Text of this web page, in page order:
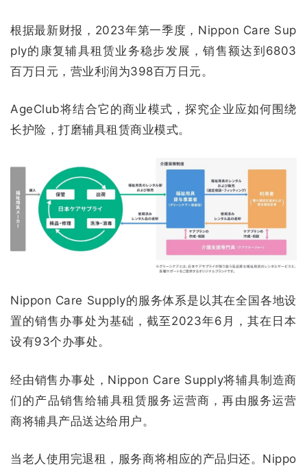
根据最新财报，2023年第一季度，Nippon Care Sup
ply的康复辅具租赁业务稳步发展，销售额达到6803
百万日元，营业利润为398百万日元。
AgeClub将结合它的商业模式，探究企业应如何围绕
长护险，打磨辅具租赁商业模式。
Nippon Care Supply的服务体系是以其在全国各地设
置的销售办事处为基础，截至2023年6月，其在日本
设有93个办事处。
经由销售办事处，Nippon Care Supply将辅具制造商
们的产品销售给辅具租赁服务运营商，再由服务运营
商将辅具产品送达给用户。
当老人使用完退租，服务商将相应的产品归还。Nippo